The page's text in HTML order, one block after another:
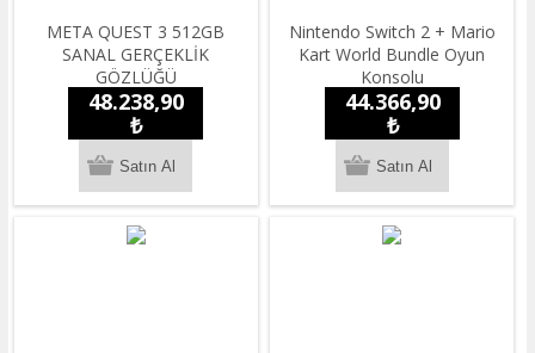
META QUEST 3 512GB
SANAL GERÇEKLİK
GÖZLÜĞÜ
48.238,90
₺
Nintendo Switch 2 + Mario
Kart World Bundle Oyun
Konsolu
44.366,90
₺